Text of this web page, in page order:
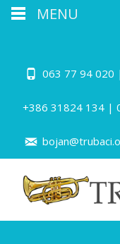
063 77 94
+386 31824 134 |
MENU